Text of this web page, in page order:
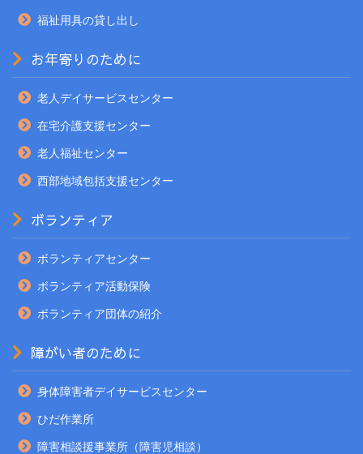
福祉用具の貸し出し
お年寄りのために
老人デイサービスセンター
在宅介護支援センター
老人福祉センター
西部地域包括支援センター
ボランティア
ボランティアセンター
ボランティア活動保険
ボランティア団体の紹介
障がい者のために
身体障害者デイサービスセンター
ひだ作業所
障害相談援事業所（障害児相談）